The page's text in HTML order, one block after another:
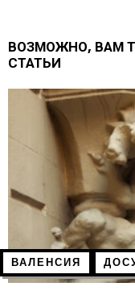
ВОЗМОЖНО, ВАМ
СТАТЬИ
ВАЛЕНСИЯ